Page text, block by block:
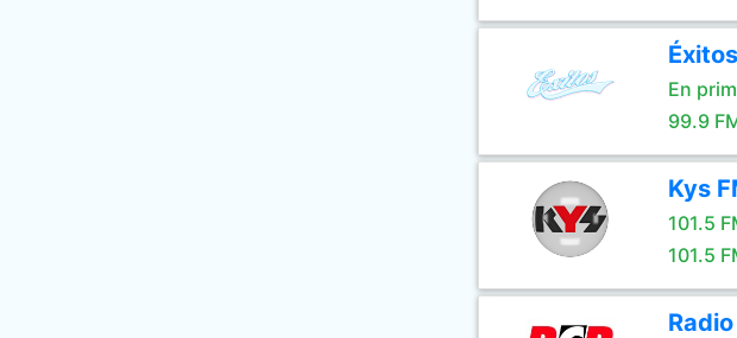
En
99.9
Kys
101.5
101.5